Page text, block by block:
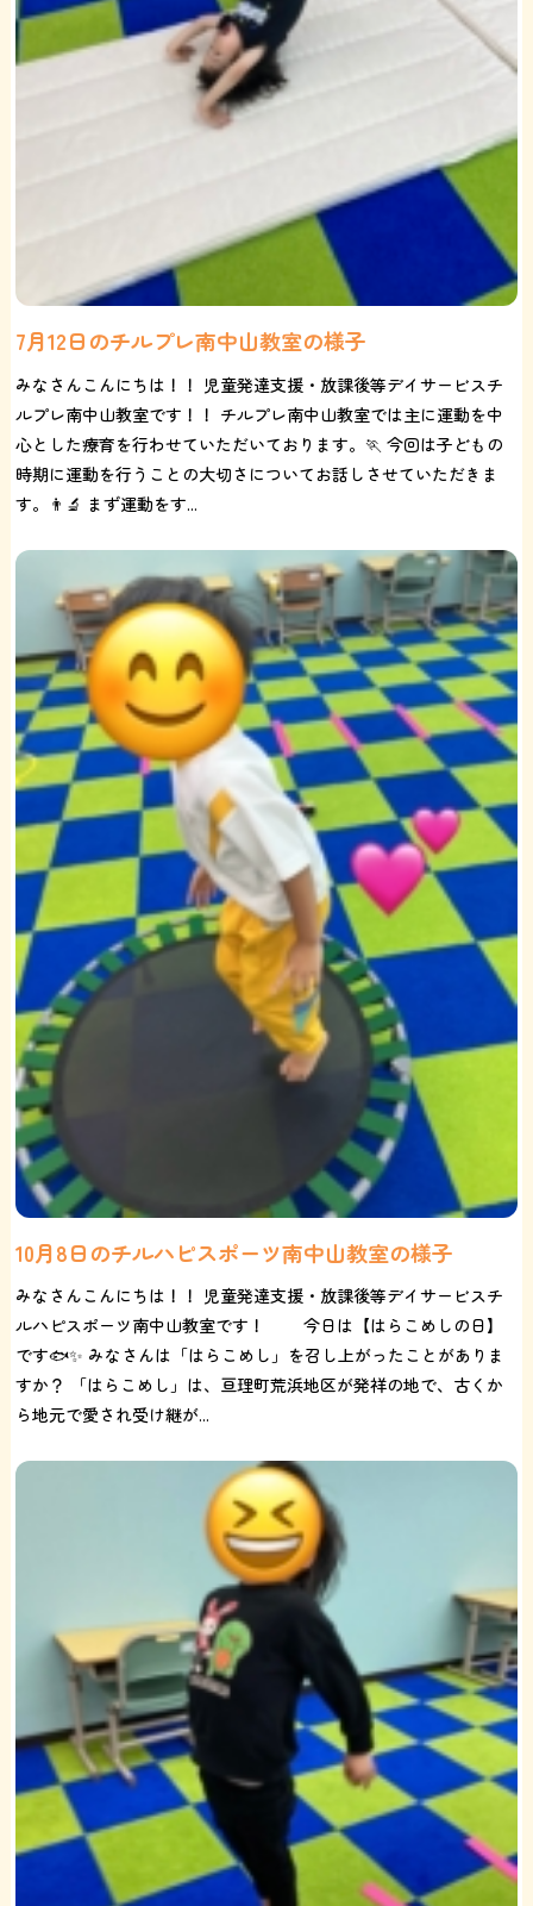
7月12日のチルプレ南中山教室の様子
みなさんこんにちは！！ 児童発達支援・放課後等デイサービスチ
ルプレ南中山教室です！！ チルプレ南中山教室では主に運動を中
心とした療育を行わせていただいております。🏃 今回は子どもの
時期に運動を行うことの大切さについてお話しさせていただきま
す。👨‍🔬 まず運動をす...
10月8日のチルハピスポーツ南中山教室の様子
みなさんこんにちは！！ 児童発達支援・放課後等デイサービスチ
ルハピスポーツ南中山教室です！ 今日は【はらこめしの日】
です🐟✨ みなさんは「はらこめし」を召し上がったことがありま
すか？ 「はらこめし」は、亘理町荒浜地区が発祥の地で、古くか
ら地元で愛され受け継が...